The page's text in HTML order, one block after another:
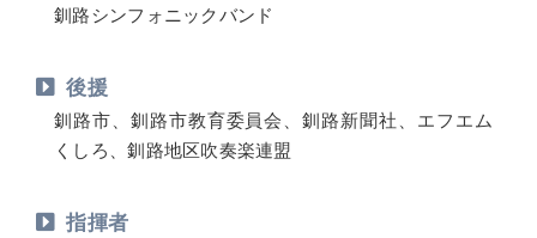
釧路シンフォニックバンド
後援
釧路市、釧路市教育委員会、釧路新聞社、エフエム
くしろ、釧路地区吹奏楽連盟
指揮者